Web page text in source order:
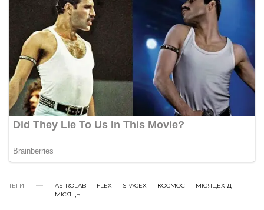
ТЕГИ ASTROLAB FLEX SPACEX КОСМОС
МІСЯЦЕХІД
МІСЯЦЬ